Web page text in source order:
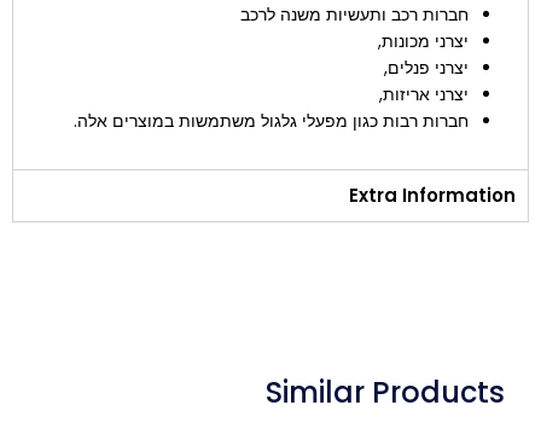
חברות רכב ותעשיות משנה לרכב
יצרני מכונות,
יצרני פנלים,
יצרני אריזות,
חברות רבות כגון מפעלי גלגול משתמשות במוצרים אלה.
Extra Information
Similar Products